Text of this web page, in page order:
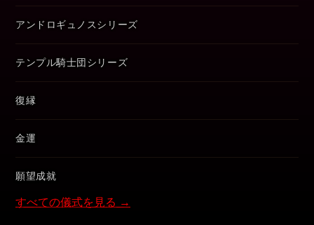
アンドロギュノスシリーズ
テンプル騎士団シリーズ
復縁
金運
願望成就
すべての儀式を見る →